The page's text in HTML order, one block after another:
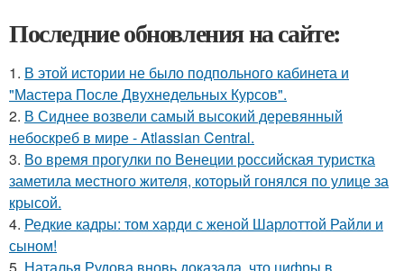
Последние обновления на сайте:
1. В этой истории не было подпольного кабинета и
"Мастера После Двухнедельных Курсов".
2. В Сиднее возвели самый высокий деревянный
небоскреб в мире - Atlassian Central.
3. Во время прогулки по Венеции российская туристка
заметила местного жителя, который гонялся по улице за
крысой.
4. Редкие кадры: том харди с женой Шарлоттой Райли и
сыном!